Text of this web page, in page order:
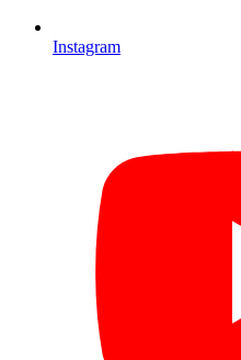
Instagram